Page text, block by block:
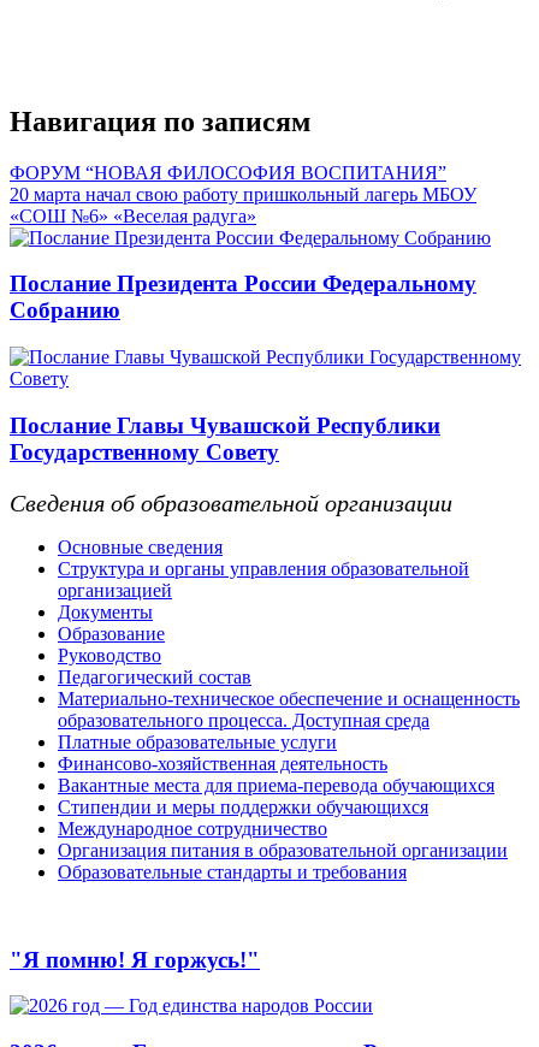
Навигация по записям
ФОРУМ “НОВАЯ ФИЛОСОФИЯ ВОСПИТАНИЯ”
20 марта начал свою работу пришкольный лагерь МБОУ
«СОШ №6» «Веселая радуга»
Послание Президента России Федеральному
Собранию
Послание Главы Чувашской Республики
Государственному Совету
Сведения об образовательной организации
Основные сведения
Структура и органы управления образовательной
организацией
Документы
Образование
Руководство
Педагогический состав
Материально-техническое обеспечение и оснащенность
образовательного процесса. Доступная среда
Платные образовательные услуги
Финансово-хозяйственная деятельность
Вакантные места для приема-перевода обучающихся
Стипендии и меры поддержки обучающихся
Международное сотрудничество
Организация питания в образовательной организации
Образовательные стандарты и требования
"Я помню! Я горжусь!"